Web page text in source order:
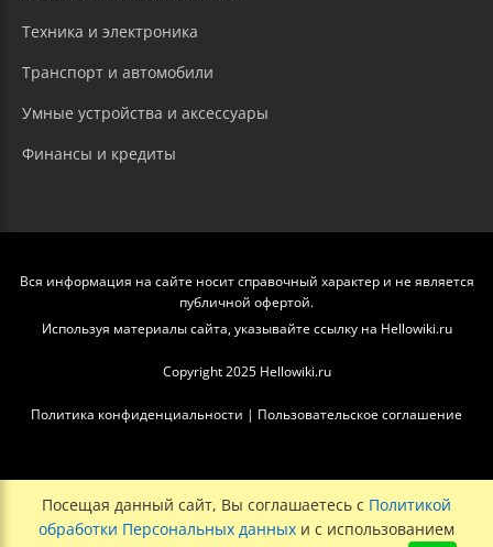
Техника и электроника
Транспорт и автомобили
Умные устройства и аксессуары
Финансы и кредиты
Вся информация на сайте носит справочный характер и не является
публичной офертой.
Используя материалы сайта, указывайте ссылку на Hellowiki.ru
Copyright 2025 Hellowiki.ru
Политика конфиденциальности | Пользовательское соглашение
Посещая данный сайт, Вы соглашаетесь с Политикой
обработки Персональных данных и с использованием